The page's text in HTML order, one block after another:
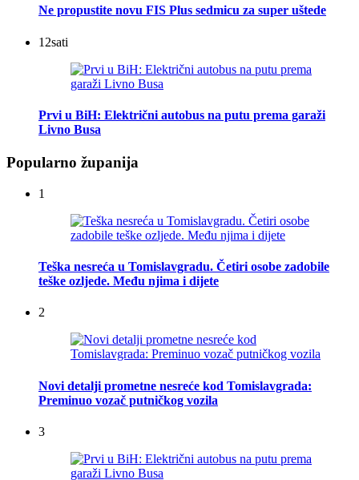
Ne propustite novu FIS Plus sedmicu za super uštede
12sati
Prvi u BiH: Električni autobus na putu prema garaži
Livno Busa
Popularno županija
1
Teška nesreća u Tomislavgradu. Četiri osobe zadobile
teške ozljede. Među njima i dijete
2
Novi detalji prometne nesreće kod Tomislavgrada:
Preminuo vozač putničkog vozila
3